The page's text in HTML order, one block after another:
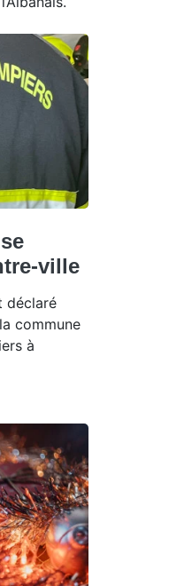
ville
déclaré
commune
à